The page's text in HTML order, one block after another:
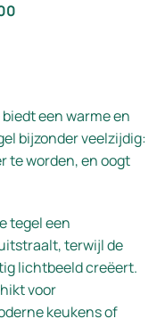
een warme en
bijzonder veelzijdig:
te worden, en oogt
tegel een
terwijl de
lichtbeeld creëert.
voor
keukens of